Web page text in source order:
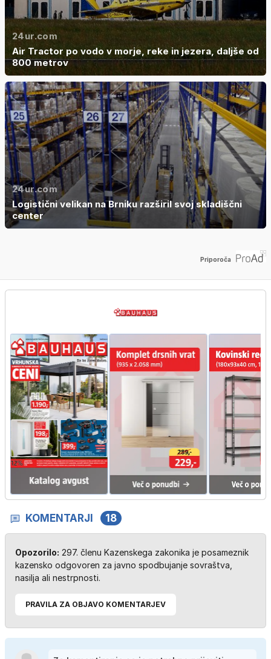
24ur.com
Air Tractor po vodo v morje, reke in jezera, daljše od
800 metrov
24ur.com
Logistični velikan na Brniku razširil svoj skladiščni
center
Priporoča
KOMENTARJI 18
Opozorilo: 297. členu Kazenskega zakonika je posameznik
kazensko odgovoren za javno spodbujanje sovraštva,
nasilja ali nestrpnosti.
PRAVILA ZA OBJAVO KOMENTARJEV